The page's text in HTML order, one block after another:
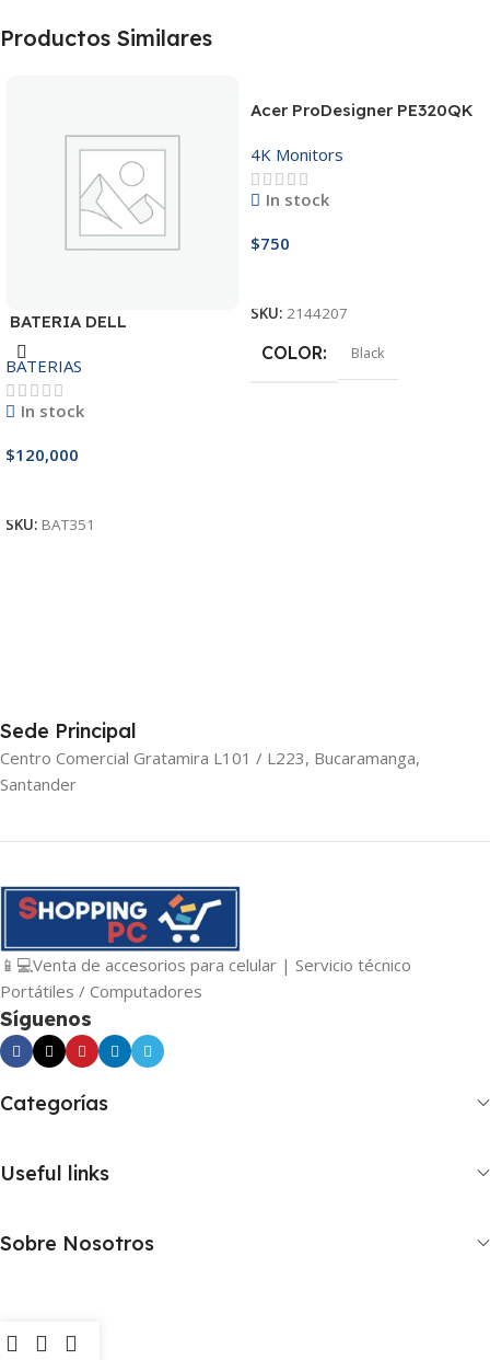
Productos Similares
BATERIA DELL
MR90Y/3421/15R-
3521/5421/3425 14.8V
BATERIAS
In stock
$120,000
SKU: BAT351
Acer ProDesigner PE320QK
4K Monitors
In stock
$750
SKU: 2144207
COLOR Black
Sede Principal
Centro Comercial Gratamira L101 / L223, Bucaramanga,
Santander
📱💻Venta de accesorios para celular | Servicio técnico
Portátiles / Computadores
Síguenos
Categorías
Useful links
Sobre Nosotros